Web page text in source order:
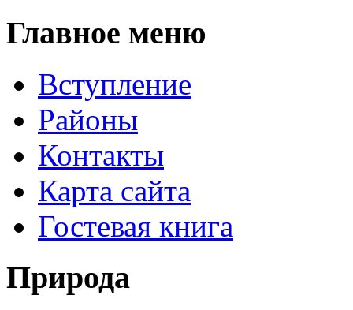
Главное меню
Вступление
Районы
Контакты
Карта сайта
Гостевая книга
Природа